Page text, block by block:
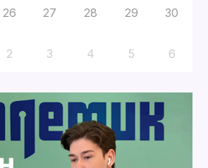
26 27 28 29 30
2 3 4 5 6